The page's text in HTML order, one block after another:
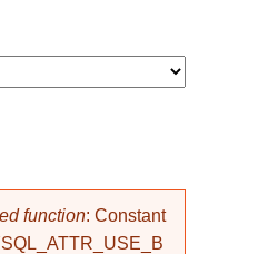
function: Constant